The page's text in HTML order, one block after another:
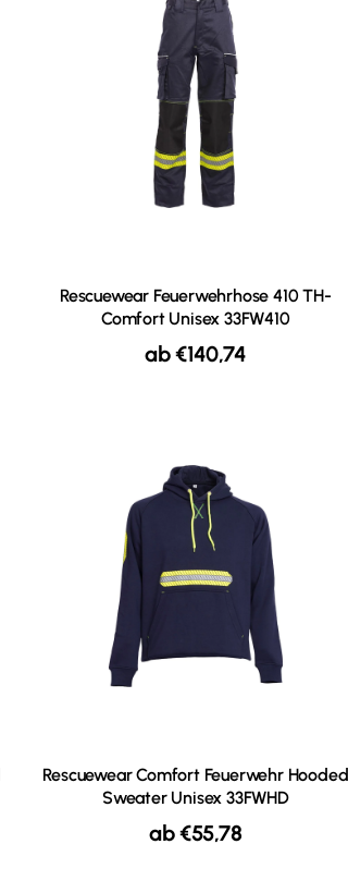
Rescuewear Feuerwehrhose 410 TH-
Comfort Unisex 33FW410
ab€140,74
Rescuewear Comfort Feuerwehr Hooded
Sweater Unisex 33FWHD
ab€55,78